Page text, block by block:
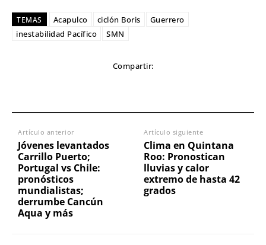
TEMAS Acapulco ciclón Boris
Guerrero
inestabilidad Pacífico
SMN
Compartir:
Artículo anterior
Jóvenes levantados
Carrillo Puerto;
Portugal vs Chile:
pronósticos
mundialistas;
derrumbe Cancún
Aqua y más
Artículo siguiente
Clima en Quintana
Roo: Pronostican
lluvias y calor
extremo de hasta 42
grados